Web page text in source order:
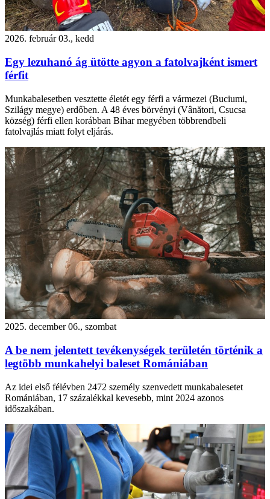
2026. február 03., kedd
Egy lezuhanó ág ütötte agyon a fatolvajként ismert
férfit
Munkabalesetben vesztette életét egy férfi a vármezei (Buciumi,
Szilágy megye) erdőben. A 48 éves börvényi (Vânători, Csucsa
község) férfi ellen korábban Bihar megyében többrendbeli
fatolvajlás miatt folyt eljárás.
2025. december 06., szombat
A be nem jelentett tevékenységek területén történik a
legtöbb munkahelyi baleset Romániában
Az idei első félévben 2472 személy szenvedett munkabalesetet
Romániában, 17 százalékkal kevesebb, mint 2024 azonos
időszakában.